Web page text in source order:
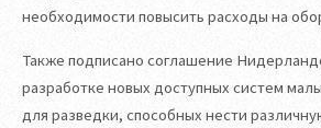
необходимости повысить расходы на
Также подписано соглашение
разработке новых доступных систем
для разведки, способных нести